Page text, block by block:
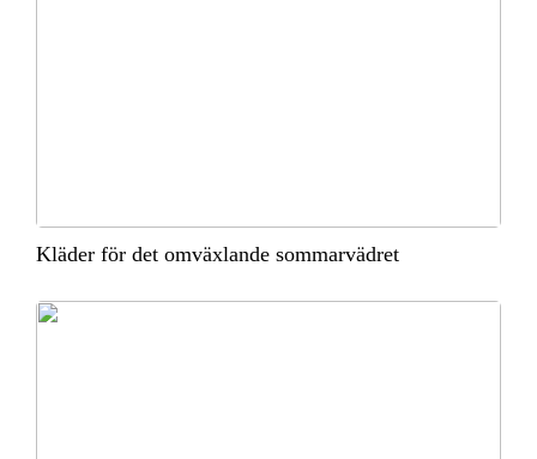
Kläder för det omväxlande sommarvädret